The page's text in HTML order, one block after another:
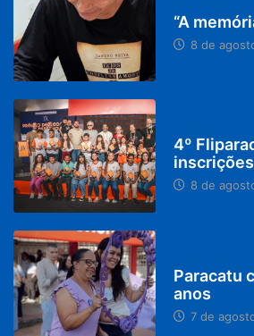
“A
8 de
4º
8 de
Paracatu
anos
7 de